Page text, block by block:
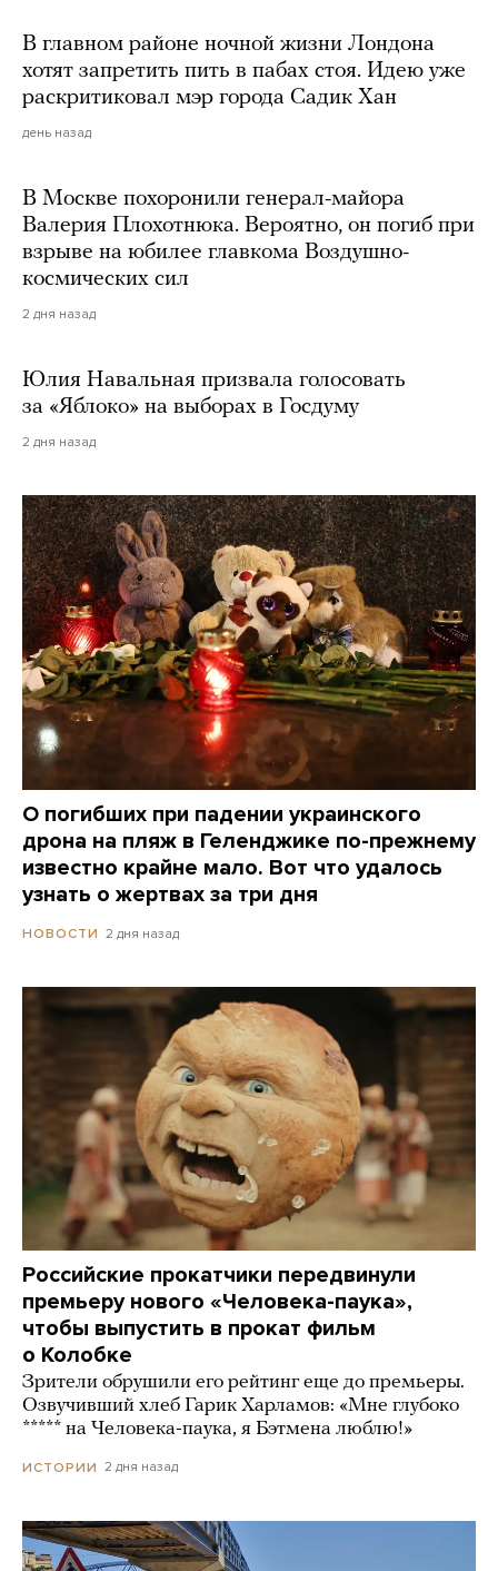
В главном районе ночной жизни Лондона
хотят запретить пить в пабах стоя. Идею уже
раскритиковал мэр города Садик Хан
день назад
В Москве похоронили генерал-майора
Валерия Плохотнюка. Вероятно, он погиб при
взрыве на юбилее главкома Воздушно-
космических сил
2 дня назад
Юлия Навальная призвала голосовать
за «Яблоко» на выборах в Госдуму
2 дня назад
О погибших при падении украинского
дрона на пляж в Геленджике по-прежнему
известно крайне мало. Вот что удалось
узнать о жертвах за три дня
НОВОСТИ 2 дня назад
Российские прокатчики передвинули
премьеру нового «Человека-паука»,
чтобы выпустить в прокат фильм
о Колобке
Зрители обрушили его рейтинг еще до премьеры.
Озвучивший хлеб Гарик Харламов: «Мне глубоко
***** на Человека-паука, я Бэтмена люблю!»
ИСТОРИИ 2 дня назад